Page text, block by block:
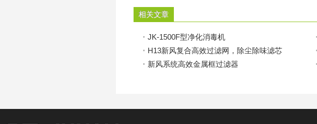
相关文章
JK-1500F型净化消毒机
H13新风复合高效过滤网，除尘除味滤芯
新风系统高效金属框过滤器